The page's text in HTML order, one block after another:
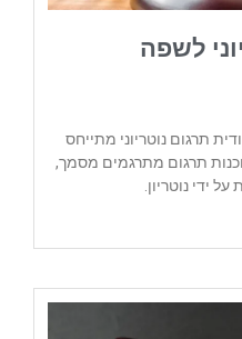
לשפה
תרגום נוטריוני מתייחס
תרגום מתרגמים מסמך,
ידי נוטריון.